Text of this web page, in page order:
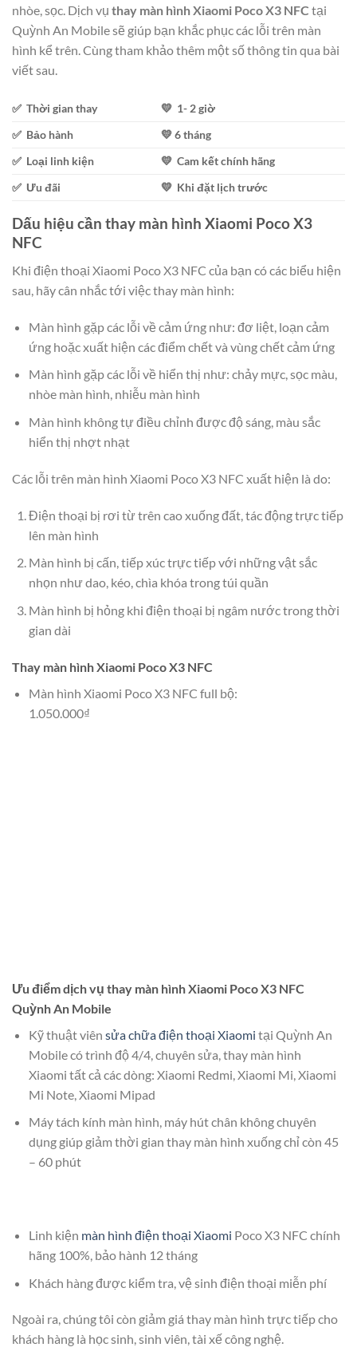
nhòe, sọc. Dịch vụ thay màn hình Xiaomi Poco X3 NFC tại
Quỳnh An Mobile sẽ giúp bạn khắc phục các lỗi trên màn
hình kể trên. Cùng tham khảo thêm một số thông tin qua bài
viết sau.
✅ Thời gian thay
💛 1- 2 giờ
✅ Bảo hành
💛 6 tháng
✅ Loại linh kiện
💛 Cam kết chính hãng
✅ Ưu đãi
💛 Khi đặt lịch trước
Dấu hiệu cần thay màn hình Xiaomi Poco X3
NFC
Khi điện thoại Xiaomi Poco X3 NFC của bạn có các biểu hiện
sau, hãy cân nhắc tới việc thay màn hình:
Màn hình gặp các lỗi về cảm ứng như: đơ liệt, loạn cảm
ứng hoặc xuất hiện các điểm chết và vùng chết cảm ứng
Màn hình gặp các lỗi về hiển thị như: chảy mực, sọc màu,
nhòe màn hình, nhiễu màn hình
Màn hình không tự điều chỉnh được độ sáng, màu sắc
hiển thị nhợt nhạt
Các lỗi trên màn hình Xiaomi Poco X3 NFC xuất hiện là do:
Điện thoại bị rơi từ trên cao xuống đất, tác động trực tiếp
lên màn hình
Màn hình bị cấn, tiếp xúc trực tiếp với những vật sắc
nhọn như dao, kéo, chìa khóa trong túi quần
Màn hình bị hỏng khi điện thoại bị ngâm nước trong thời
gian dài
Thay màn hình Xiaomi Poco X3 NFC
Màn hình Xiaomi Poco X3 NFC full bộ:
1.050.000₫
Ưu điểm dịch vụ thay màn hình Xiaomi Poco X3 NFC
Quỳnh An Mobile
Kỹ thuật viên sửa chữa điện thoại Xiaomi tại Quỳnh An
Mobile có trình độ 4/4, chuyên sửa, thay màn hình
Xiaomi tất cả các dòng: Xiaomi Redmi, Xiaomi Mi, Xiaomi
Mi Note, Xiaomi Mipad
Máy tách kính màn hình, máy hút chân không chuyên
dụng giúp giảm thời gian thay màn hình xuống chỉ còn 45
– 60 phút
Linh kiện màn hình điện thoại Xiaomi Poco X3 NFC chính
hãng 100%, bảo hành 12 tháng
Khách hàng được kiểm tra, vệ sinh điện thoại miễn phí
Ngoài ra, chúng tôi còn giảm giá thay màn hình trực tiếp cho
khách hàng là học sinh, sinh viên, tài xế công nghệ.